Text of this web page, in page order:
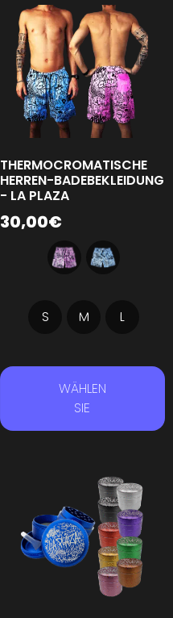
THERMOCROMATISCHE
HERREN-BADEBEKLEIDUNG
- LA PLAZA
30,00€
S M L
WÄHLEN
SIE